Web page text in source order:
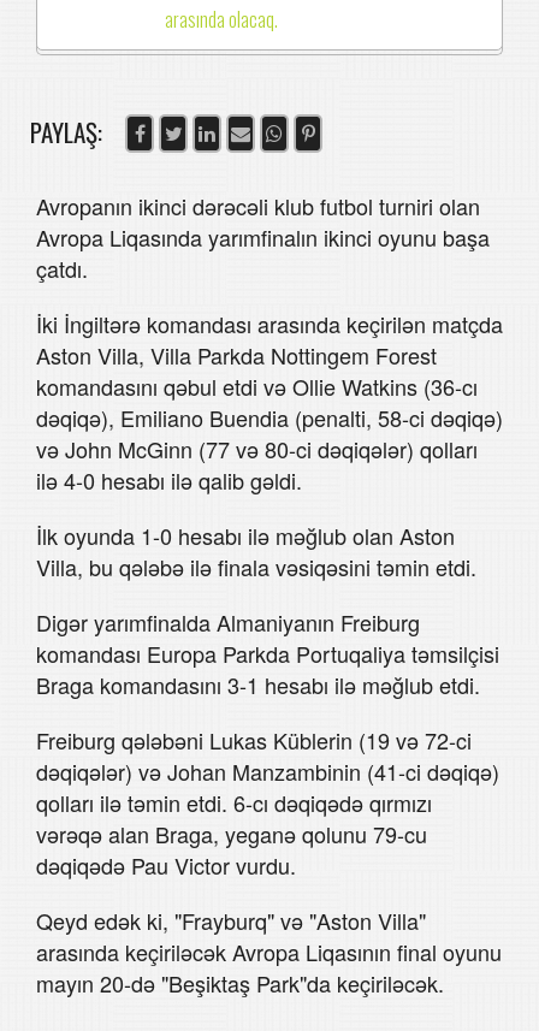
arasında olacaq.
PAYLAŞ:
Avropanın ikinci dərəcəli klub futbol turniri olan
Avropa Liqasında yarımfinalın ikinci oyunu başa
çatdı.
İki İngiltərə komandası arasında keçirilən matçda
Aston Villa, Villa Parkda Nottingem Forest
komandasını qəbul etdi və Ollie Watkins (36-cı
dəqiqə), Emiliano Buendia (penalti, 58-ci dəqiqə)
və John McGinn (77 və 80-ci dəqiqələr) qolları
ilə 4-0 hesabı ilə qalib gəldi.
İlk oyunda 1-0 hesabı ilə məğlub olan Aston
Villa, bu qələbə ilə finala vəsiqəsini təmin etdi.
Digər yarımfinalda Almaniyanın Freiburg
komandası Europa Parkda Portuqaliya təmsilçisi
Braga komandasını 3-1 hesabı ilə məğlub etdi.
Freiburg qələbəni Lukas Küblerin (19 və 72-ci
dəqiqələr) və Johan Manzambinin (41-ci dəqiqə)
qolları ilə təmin etdi. 6-cı dəqiqədə qırmızı
vərəqə alan Braga, yeganə qolunu 79-cu
dəqiqədə Pau Victor vurdu.
Qeyd edək ki, "Frayburq" və "Aston Villa"
arasında keçiriləcək Avropa Liqasının final oyunu
mayın 20-də "Beşiktaş Park"da keçiriləcək.